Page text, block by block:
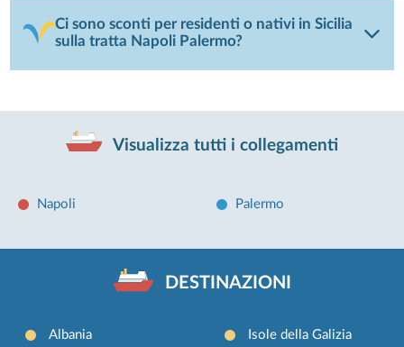
Ci sono sconti per residenti o nativi in Sicilia
sulla tratta Napoli Palermo?
Visualizza tutti i collegamenti
Napoli Palermo
DESTINAZIONI
Albania
Isole della Galizia